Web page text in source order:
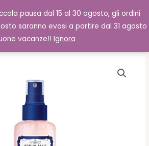
pausa dal 15 al 30 agosto, gli ordini
saranno evasi a partire dal 31 agosto
vacanze!! Ignora
0,00€ Cerca